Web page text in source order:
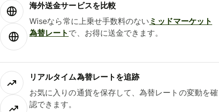
海外送金サービスを比較
Wiseなら常に上乗せ手数料のない ミッドマーケット
為替レート で、お得に送金できます。
リアルタイム為替レートを追跡
お気に入りの通貨を保存して、為替レートの変動を確
認できます。